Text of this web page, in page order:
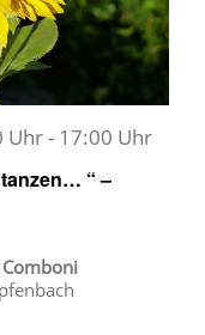
“ –
Uhr- 17:00 Uhr